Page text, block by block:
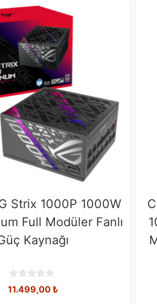
Strix 1000P 1000W
Full Modüler Fanlı
Kaynağı
0
11.499,00₺